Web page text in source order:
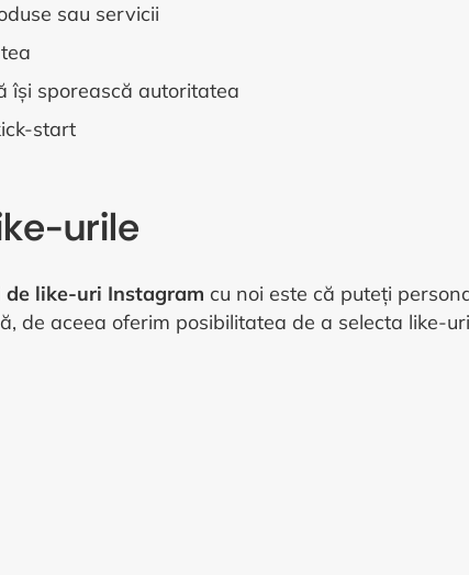
sau servicii
își sporească autoritatea
start
urile
like-uri Instagram cu noi este că puteți
de aceea oferim posibilitatea de a selecta like-